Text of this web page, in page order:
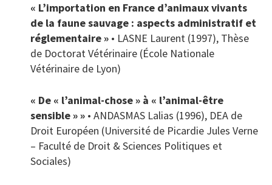
« L’importation en France d’animaux vivants
de la faune sauvage : aspects administratif et
réglementaire » • LASNE Laurent (1997), Thèse
de Doctorat Vétérinaire (École Nationale
Vétérinaire de Lyon)
« De « l’animal-chose » à « l’animal-être
sensible » » • ANDASMAS Lalias (1996), DEA de
Droit Européen (Université de Picardie Jules Verne
– Faculté de Droit & Sciences Politiques et
Sociales)